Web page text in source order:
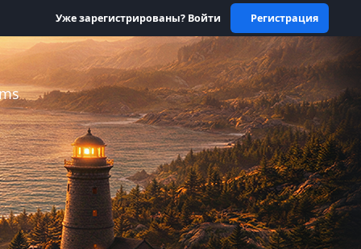
Уже зарегистрированы? Войти Регистрация